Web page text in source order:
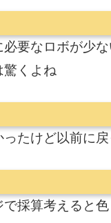
要なロボが少
驚くよね
たけど以前に
採算考えると